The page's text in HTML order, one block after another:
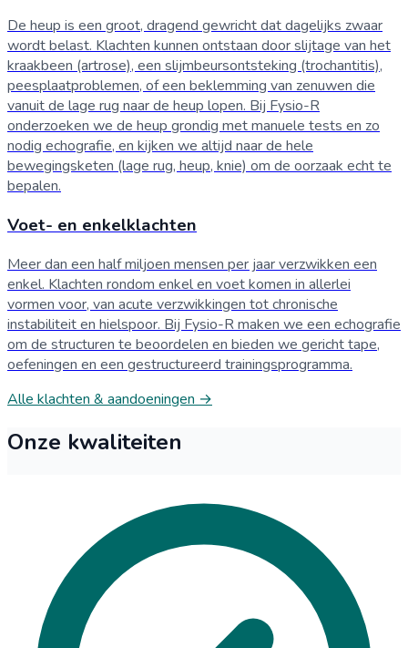
De heup is een groot, dragend gewricht dat dagelijks zwaar
wordt belast. Klachten kunnen ontstaan door slijtage van het
kraakbeen (artrose), een slijmbeursontsteking (trochantitis),
peesplaatproblemen, of een beklemming van zenuwen die
vanuit de lage rug naar de heup lopen. Bij Fysio-R
onderzoeken we de heup grondig met manuele tests en zo
nodig echografie, en kijken we altijd naar de hele
bewegingsketen (lage rug, heup, knie) om de oorzaak echt te
bepalen.
Voet- en enkelklachten
Meer dan een half miljoen mensen per jaar verzwikken een
enkel. Klachten rondom enkel en voet komen in allerlei
vormen voor, van acute verzwikkingen tot chronische
instabiliteit en hielspoor. Bij Fysio-R maken we een echografie
om de structuren te beoordelen en bieden we gericht tape,
oefeningen en een gestructureerd trainingsprogramma.
Alle klachten & aandoeningen →
Onze kwaliteiten